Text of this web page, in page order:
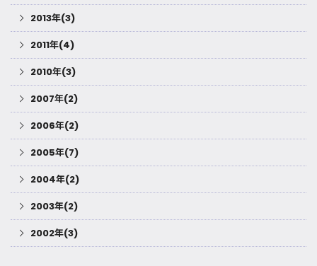
2013年(3)
2011年(4)
2010年(3)
2007年(2)
2006年(2)
2005年(7)
2004年(2)
2003年(2)
2002年(3)